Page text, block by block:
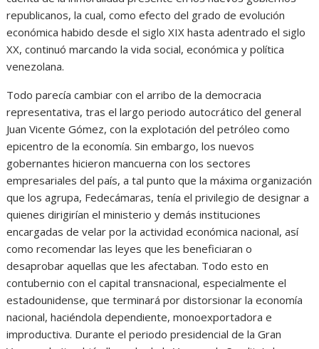
republicanos, la cual, como efecto del grado de evolución
económica habido desde el siglo XIX hasta adentrado el siglo
XX, continuó marcando la vida social, económica y política
venezolana.
Todo parecía cambiar con el arribo de la democracia
representativa, tras el largo periodo autocrático del general
Juan Vicente Gómez, con la explotación del petróleo como
epicentro de la economía. Sin embargo, los nuevos
gobernantes hicieron mancuerna con los sectores
empresariales del país, a tal punto que la máxima organización
que los agrupa, Fedecámaras, tenía el privilegio de designar a
quienes dirigirían el ministerio y demás instituciones
encargadas de velar por la actividad económica nacional, así
como recomendar las leyes que les beneficiaran o
desaprobar aquellas que les afectaban. Todo esto en
contubernio con el capital transnacional, especialmente el
estadounidense, que terminará por distorsionar la economía
nacional, haciéndola dependiente, monoexportadora e
improductiva. Durante el periodo presidencial de la Gran